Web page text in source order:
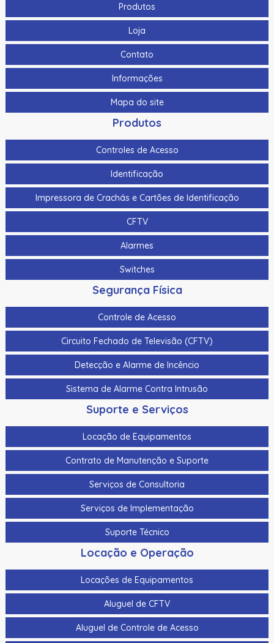
Produtos
Loja
Contato
Informações
Mapa do site
Produtos
Controles de Acesso
Identificação
Impressora de Crachás e Cartões de Identificação
CFTV
Alarmes
Switches
Segurança Física
Controle de Acesso
Circuito Fechado de Televisão (CFTV)
Detecção e Alarme de Incêncio
Sistema de Alarme Contra Intrusão
Suporte e Serviços
Locação de Equipamentos
Contrato de Manutenção e Suporte
Serviços de Consultoria
Serviços de Implementação
Suporte Técnico
Locação e Operação
Locações de Equipamentos
Aluguel de CFTV
Aluguel de Controle de Acesso